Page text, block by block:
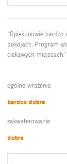
“Opiekunowie
pokojach. Program
ciekawych miejscach.”
ogólne wrażenia
bardzo dobre
zakwaterowanie
dobre